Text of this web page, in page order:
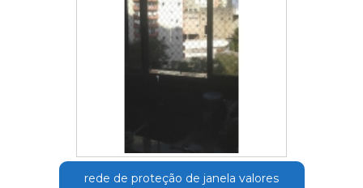
rede de proteção de janela valores